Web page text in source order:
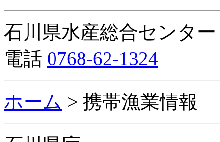
石川県水産総合センター
電話 0768-62-1324
ホーム > 携帯漁業情報